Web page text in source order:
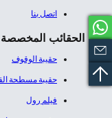
اتصل بنا
الحقائب المخصصة
حقيبة الوقوف
حقيبة مسطحة
فيلم رول